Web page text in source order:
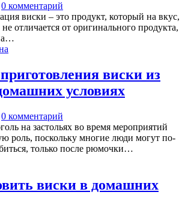
0 комментарий
виски – это продукт, который на вкус,
отличается от оригинального продукта,
виски из
условиях
0 комментарий
на застольях во время мероприятий
роль, поскольку многие люди могут по-
только после рюмочки…
виски в домашних